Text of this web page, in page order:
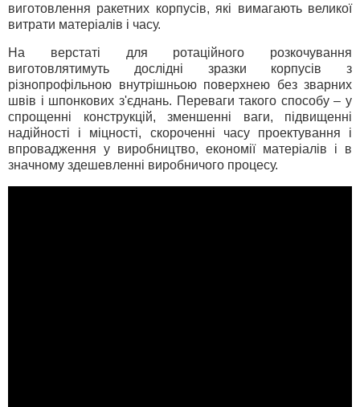
виготовлення ракетних корпусів, які вимагають великої
витрати матеріалів і часу.
На верстаті для ротаційного розкочування
виготовлятимуть дослідні зразки корпусів з
різнопрофільною внутрішньою поверхнею без зварних
швів і шпонкових з'єднань. Переваги такого способу – у
спрощенні конструкцій, зменшенні ваги, підвищенні
надійності і міцності, скороченні часу проектування і
впровадження у виробництво, економії матеріалів і в
значному здешевленні виробничого процесу.